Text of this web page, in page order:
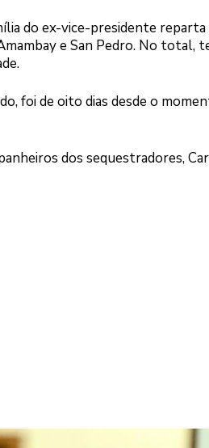
do ex-vice-presidente reparta
e San Pedro. No total,
foi de oito dias desde o
dos sequestradores,